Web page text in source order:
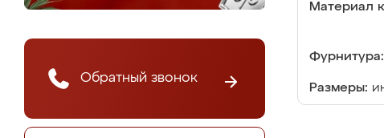
Обратный звонок
Материал
Фурнитура:
Размеры: